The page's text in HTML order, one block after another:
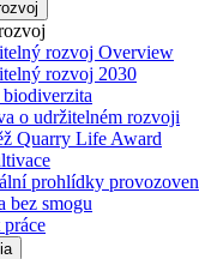
rozvoj Overview
rozvoj 2030
biodiverzita
o udržitelném rozvoji
Quarry Life Award
prohlídky provozoven
bez smogu
práce